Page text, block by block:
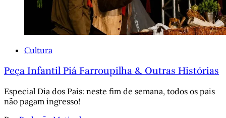
Cultura
Peça Infantil Piá Farroupilha & Outras Histórias
Especial Dia dos Pais: neste fim de semana, todos os pais
não pagam ingresso!